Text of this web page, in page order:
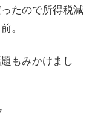
たので所得税減
。
もみかけまし